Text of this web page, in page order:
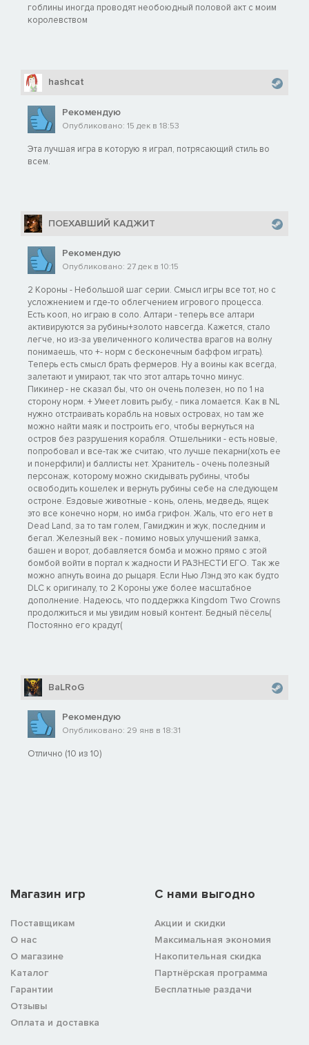
гоблины иногда проводят необоюдный половой акт с моим
королевством
hashcat
Рекомендую
Опубликовано: 15 дек в 18:53
Эта лучшая игра в которую я играл, потрясающий стиль во
всем.
ПОЕХАВШИЙ КАДЖИТ
Рекомендую
Опубликовано: 27 дек в 10:15
2 Короны - Небольшой шаг серии. Смысл игры все тот, но с
усложнением и где-то облегчением игрового процесса.
Есть кооп, но играю в соло. Алтари - теперь все алтари
активируются за рубины+золото навсегда. Кажется, стало
легче, но из-за увеличенного количества врагов на волну
понимаешь, что +- норм с бесконечным баффом играть).
Теперь есть смысл брать фермеров. Ну а воины как всегда,
залетают и умирают, так что этот алтарь точно минус.
Пикинер - не сказал бы, что он очень полезен, но по 1 на
сторону норм. + Умеет ловить рыбу, - пика ломается. Как в NL
нужно отстраивать корабль на новых островах, но там же
можно найти маяк и построить его, чтобы вернуться на
остров без разрушения корабля. Отшельники - есть новые,
попробовал и все-так же считаю, что лучше пекарни(хоть ее
и понерфили) и баллисты нет. Хранитель - очень полезный
персонаж, которому можно скидывать рубины, чтобы
освободить кошелек и вернуть рубины себе на следующем
остроне. Ездовые животные - конь, олень, медведь, ящек
это все конечно норм, но имба грифон. Жаль, что его нет в
Dead Land, за то там голем, Гамиджин и жук, последним и
бегал. Железный век - помимо новых улучшений замка,
башен и ворот, добавляется бомба и можно прямо с этой
бомбой войти в портал к жадности И РАЗНЕСТИ ЕГО. Так же
можно апнуть воина до рыцаря. Если Нью Лэнд это как будто
DLC к оригиналу, то 2 Короны уже более масштабное
дополнение. Надеюсь, что поддержка Kingdom Two Crowns
продолжиться и мы увидим новый контент. Бедный пёсель(
Постоянно его крадут(
BaLRoG
Рекомендую
Опубликовано: 29 янв в 18:31
Отлично (10 из 10)
Магазин игр
Поставщикам
О нас
О магазине
Каталог
Гарантии
Отзывы
Оплата и доставка
C нами выгодно
Акции и скидки
Максимальная экономия
Накопительная скидка
Партнёрская программа
Бесплатные раздачи